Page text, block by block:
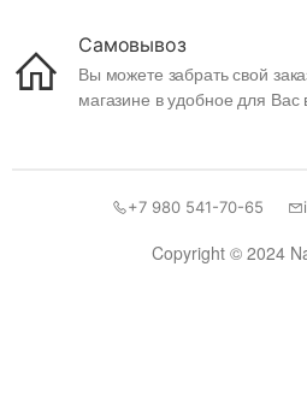
Самовывоз
Вы можете забрать свой
магазине в удобное для Вас
Copyright © 2024
+7 980 541-70-65